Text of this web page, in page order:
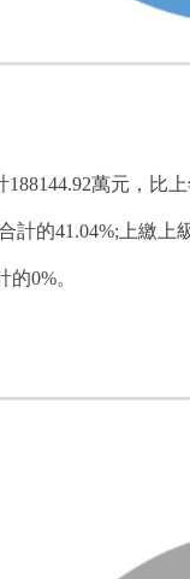
188144.92萬元，比
計的41.04%;上繳
0%。